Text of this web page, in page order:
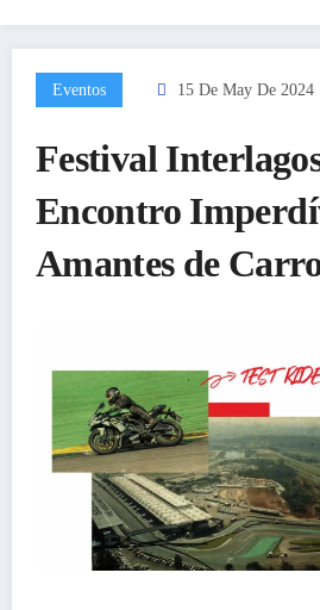
Eventos 15 De May De 2024
Festival
Encontro
Amantes de